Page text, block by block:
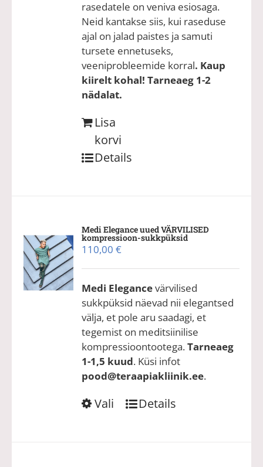
rasedatele on veniva esiosaga.
Neid kantakse siis, kui raseduse
ajal on jalad paistes ja samuti
tursete ennetuseks,
veeniprobleemide korral. Kaup
kiirelt kohal! Tarneaeg 1-2
nädalat.
Lisa
korvi
Details
Medi Elegance uued VÄRVILISED
kompressioon-sukkpüksid
110,00€
Medi Elegancevärvilised
sukkpüksid näevad nii elegantsed
välja, et pole aru saadagi, et
tegemist on meditsiinilise
kompressioontootega.Tarneaeg
1-1,5 kuud. Küsi infot
pood@teraapiakliinik.ee.
Vali
SellelDetails